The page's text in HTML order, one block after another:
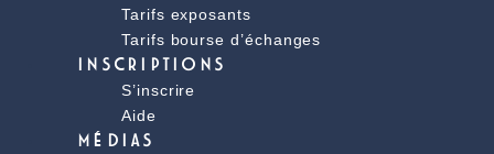
Tarifs exposants
Tarifs bourse d’échanges
INSCRIPTIONS
S’inscrire
Aide
MÉDIAS